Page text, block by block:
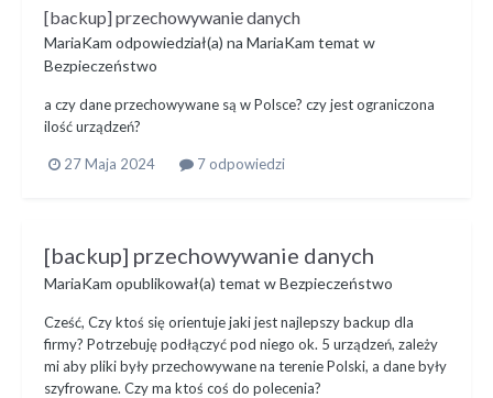
[backup] przechowywanie danych
MariaKam odpowiedział(a) na MariaKam temat w
Bezpieczeństwo
a czy dane przechowywane są w Polsce? czy jest ograniczona
ilość urządzeń?
27 Maja 2024 7 odpowiedzi
[backup] przechowywanie danych
MariaKam opublikował(a) temat wBezpieczeństwo
Cześć, Czy ktoś się orientuje jaki jest najlepszy backup dla
firmy? Potrzebuję podłączyć pod niego ok. 5 urządzeń, zależy
mi aby pliki były przechowywane na terenie Polski, a dane były
szyfrowane. Czy ma ktoś coś do polecenia?